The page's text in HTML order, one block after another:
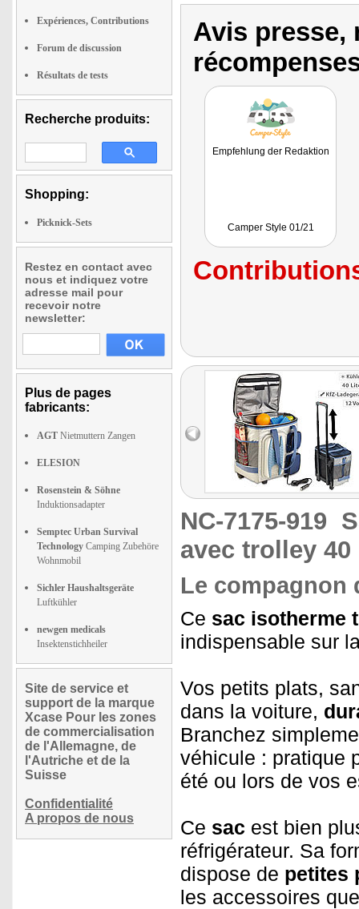
Expériences, Contributions
Forum de discussion
Résultats de tests
Recherche produits:
Shopping:
Picknick-Sets
Restez en contact avec
nous et indiquez votre
adresse mail pour
recevoir notre
newsletter:
Plus de pages
fabricants:
AGT Nietmuttern Zangen
ELESION
Rosenstein & Söhne
Induktionsadapter
Semptec Urban Survival
Technology Camping Zubehöre
Wohnmobil
Sichler Haushaltsgeräte
Luftkühler
newgen medicals
Insektenstichheiler
Site de service et
support de la marque
Xcase Pour les zones
de commercialisation
de l'Allemagne, de
l'Autriche et de la
Suisse
Confidentialité
A propos de nous
Avis presse,
Empfehlung der Redaktion
Camper Style 01/21
NC-7175-919
avec trolley 40
Le compagnon
Ce sac isotherme
indispensable sur
Vos petits plats,
dans la voiture,
Branchez
véhicule : pratique
été ou lors de vos
Ce sac est bien
réfrigérateur. Sa
dispose de petites
les accessoires